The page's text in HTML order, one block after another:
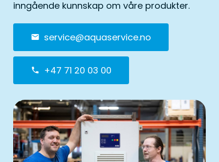
inngående kunnskap om våre produkter.
mail service@aquaservice.no
phone +47 71 20 03 00